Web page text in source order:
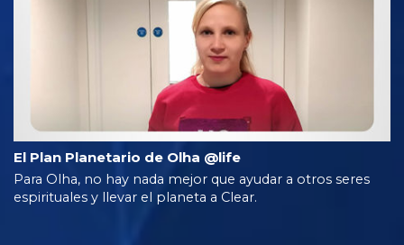
El Plan Planetario de Olha @life
Para Olha, no hay nada mejor que ayudar a otros seres
espirituales y llevar el planeta a Clear.